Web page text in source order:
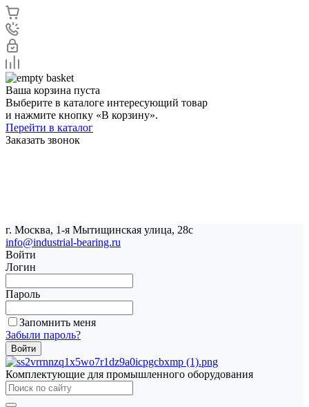
Ваша корзина пуста
Выберите в каталоге интересующий товар
и нажмите кнопку «В корзину».
Перейти в каталог
Заказать звонок
г. Москва, 1-я Мытищинская улица, 28с
info@industrial-bearing.ru
Войти
Логин
Пароль
Запомнить меня
Забыли пароль?
Комплектующие для промышленного оборудования